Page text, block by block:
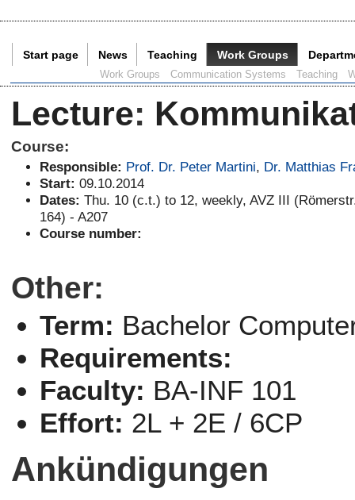
Start page News Teaching Work Groups
Work Groups Communication Systems Teaching
Lecture:
Course:
Responsible: Prof. Dr. Peter Martini, Dr. Matthias
Start: 09.10.2014
Dates: Thu. 10 (c.t.) to 12, weekly, AVZ III
164) - A207
Course number:
Other:
Term: Bachelor
Requirements:
Faculty: BA-INF 101
Effort: 2L + 2E / 6CP
Ankündigungen